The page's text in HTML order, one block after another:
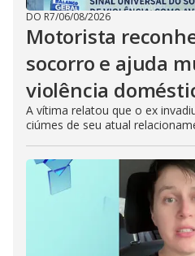
DO R7/06/08/2026
Motorista
socorro e ajuda
violência
A vítima relatou que o ex
ciúmes de seu atual